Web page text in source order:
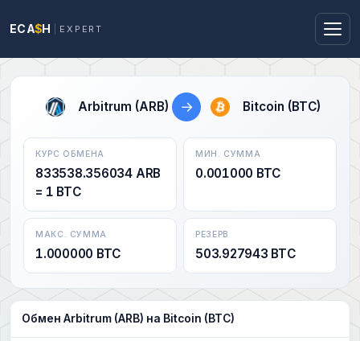
ECA$H EXPERT
Arbitrum (ARB) → Bitcoin (BTC)
КУРС ОБМЕНА
833538.356034 ARB
= 1 BTC
МИН. СУММА
0.001000 BTC
МАКС. СУММА
1.000000 BTC
РЕЗЕРВ
503.927943 BTC
Обмен Arbitrum (ARB) на Bitcoin (BTC)